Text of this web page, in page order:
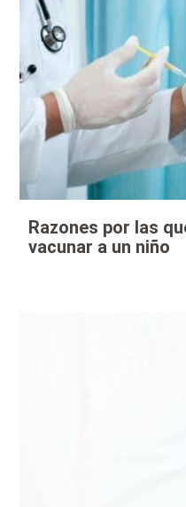
Razones por las
vacunar a un niño